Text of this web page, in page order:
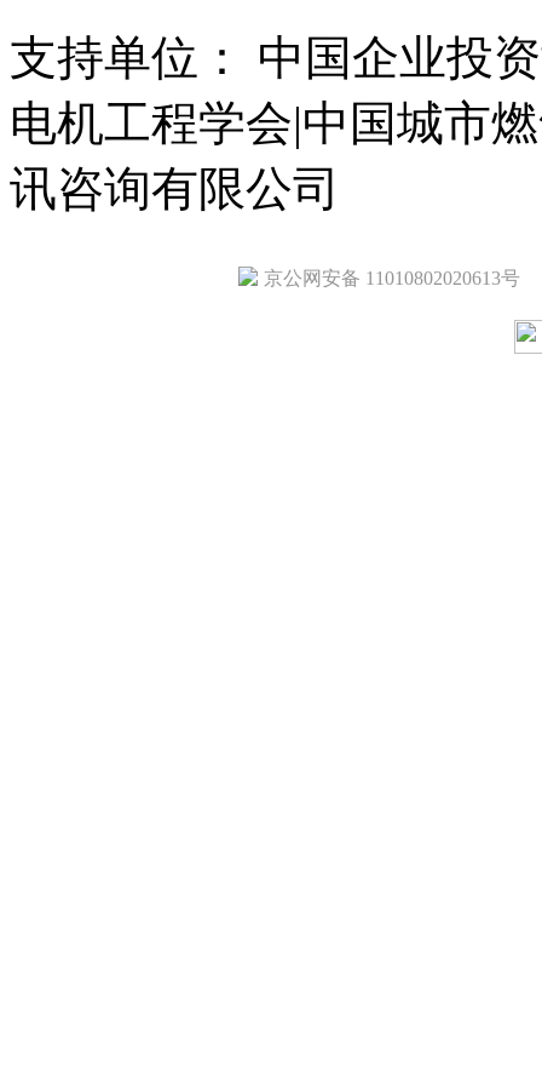
支持单位： 中国企业投
电机工程学会|中国城市
讯咨询有限公司
京公网安备 11010802020613号